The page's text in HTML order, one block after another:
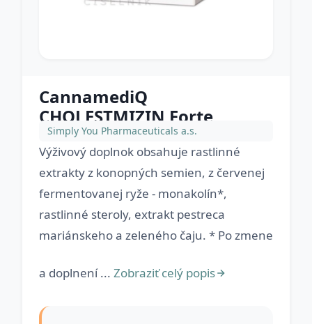
CannamediQ
CHOLESTMIZIN Forte
Simply You Pharmaceuticals a.s.
Výživový doplnok obsahuje rastlinné
extrakty z konopných semien, z červenej
fermentovanej ryže - monakolín*,
rastlinné steroly, extrakt pestreca
mariánskeho a zeleného čaju. * Po zmene
a doplnení ... Zobraziť celý popis